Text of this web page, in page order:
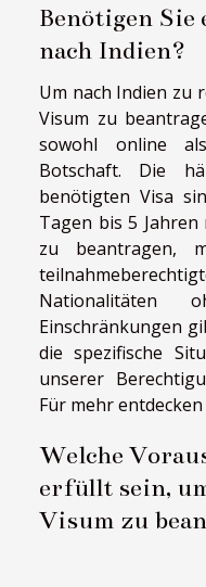
Benötigen
nach Indien?
Um nach Indien zu
Visum zu
sowohl online
Botschaft. Die
benötigten Visa
Tagen bis 5 Jahren
zu beantragen,
Einschränkungen
die spezifische
unserer
Für mehr entdecken
Welche
erfüllt sein,
Visum zu